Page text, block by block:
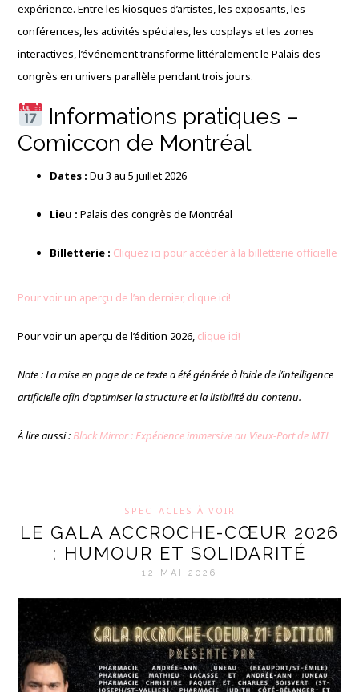
expérience. Entre les kiosques d’artistes, les exposants, les
conférences, les activités spéciales, les cosplays et les zones
interactives, l’événement transforme littéralement le Palais des
congrès en univers parallèle pendant trois jours.
Informations pratiques –
Comiccon de Montréal
Dates : Du 3 au 5 juillet 2026
Lieu : Palais des congrès de Montréal
Billetterie : Cliquez ici pour accéder à la billetterie officielle
Pour voir un aperçu de l’an dernier, clique ici!
Pour voir un aperçu de l’édition 2026, clique ici!
Note : La mise en page de ce texte a été générée à l’aide de l’intelligence
artificielle afin d’optimiser la structure et la lisibilité du contenu.
À lire aussi :Black Mirror : Expérience immersive au Vieux-Port de MTL
SPECTACLES À VOIR
LE GALA ACCROCHE-CŒUR 2026
: HUMOUR ET SOLIDARITÉ
12 MAI 2026